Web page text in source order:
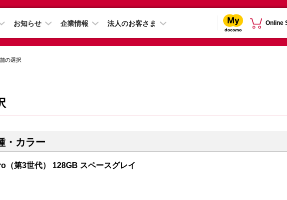
お知らせ 企業情報 法人のお客さま Online
の選択
・カラー
（第3世代） 128GB スペースグレイ